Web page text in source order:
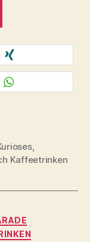
Tipp
für
die
teilen
,
Kaffeetrinken